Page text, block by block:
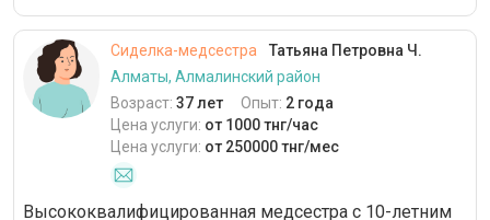
Сиделка-медсестра
Татьяна Петровна Ч.
Алматы, Алмалинский район
Возраст: 37 лет Опыт: 2 года
Цена услуги: от 1000 тнг/час
Цена услуги: от 250000 тнг/мес
Высококвалифицированная медсестра с 10-летним